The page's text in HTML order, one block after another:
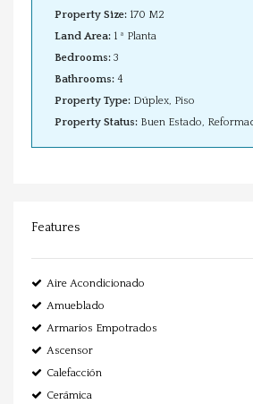
Property Size: 170 M2
Land Area: 1 ª Planta
Bedrooms: 3
Bathrooms: 4
Property Type: Dúplex, Piso
Property Status: Buen Estado,
Features
Aire Acondicionado
Amueblado
Armarios Empotrados
Ascensor
Calefacción
Cerámica